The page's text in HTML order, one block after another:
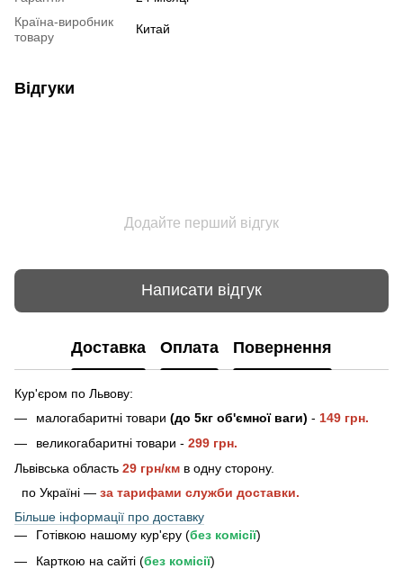
Країна-виробник
товару
Китай
Відгуки
Додайте перший відгук
Написати відгук
Доставка Оплата Повернення
Кур'єром по Львову:
малогабаритні товари (до 5кг об'ємної ваги) - 149 грн.
великогабаритні товари - 299 грн.
Львівська область 29 грн/км в одну сторону.
по Україні — за тарифами служби доставки.
Більше інформації про доставку
Готівкою нашому кур'єру (без комісії)
Карткою на сайті (без комісії)